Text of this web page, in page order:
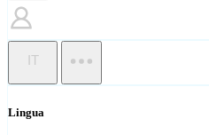
IT
Lingua